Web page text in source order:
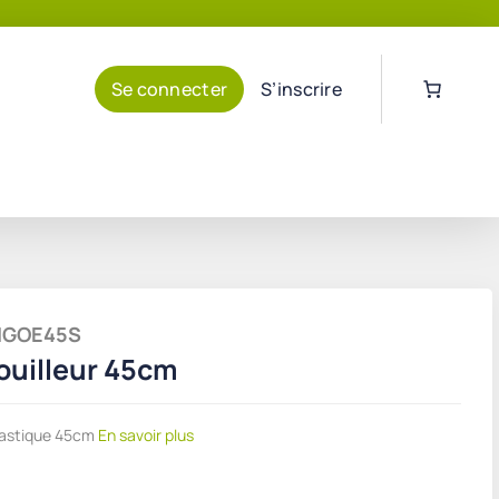
Se connecter S’inscrire
45cm
45cm En savoir plus